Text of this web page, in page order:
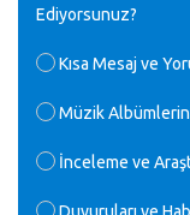
♪
Değerli Müfit
yaptım.1994
görülmüştüm evde
de verdiği ödülü
herkese en derin
Ediyorsunuz?
Kısa Mesaj ve
Müzik
İnceleme ve